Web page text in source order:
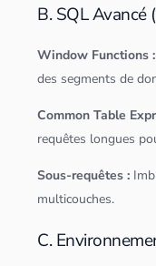
B. SQL Avancé
Window Functions :
des segments de
Common Table
requêtes longues
Sous-requêtes :
multicouches.
C.